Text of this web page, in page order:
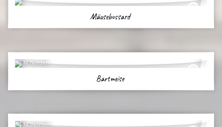
Mäusebussard
M.Norden
Bartmeise
M. Norden